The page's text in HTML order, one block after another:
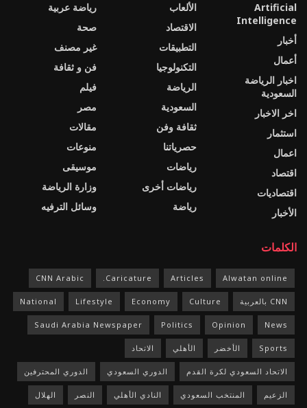
Artificial
Intelligence
أخبار
أعمال
اخبار الرياضة
السعودية
اخر الاخبار
استثمار
اعمال
اقتصاد
اقتصاديات
الأخبار
الألعاب
الاقتصاد
التطبيقات
التكنولوجيا
الرياضة
السعودية
ثقافة وفن
حصرياتنا
رياضات
رياضات أخرى
رياضة
رياضة عربية
صحة
غير مصنف
فن و ثقافة
فيلم
مصر
مقالات
منوعات
موسيقى
وزارة الرياضة
وسائل الترفيه
الكلمات
Alwatan online
Articles
Caricature.
CNN Arabic
CNN بالعربية Culture
Economy
Lifestyle
National
News
Opinion
Politics
Saudi Arabia Newspaper
Sports الأخضر الأهلي الاتحاد
الاتحاد السعودي لكرة القدم الدوري السعودي الدوري المحترفين
الزعيم المنتخب السعودي النادي الأهلي النصر الهلال